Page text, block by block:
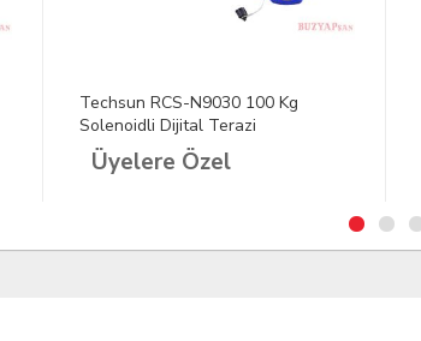
Techsun RCS-N9030 100 Kg
Solenoidli Dijital Terazi
Üyelere Özel